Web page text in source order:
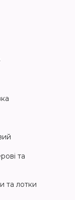
та
та лотки